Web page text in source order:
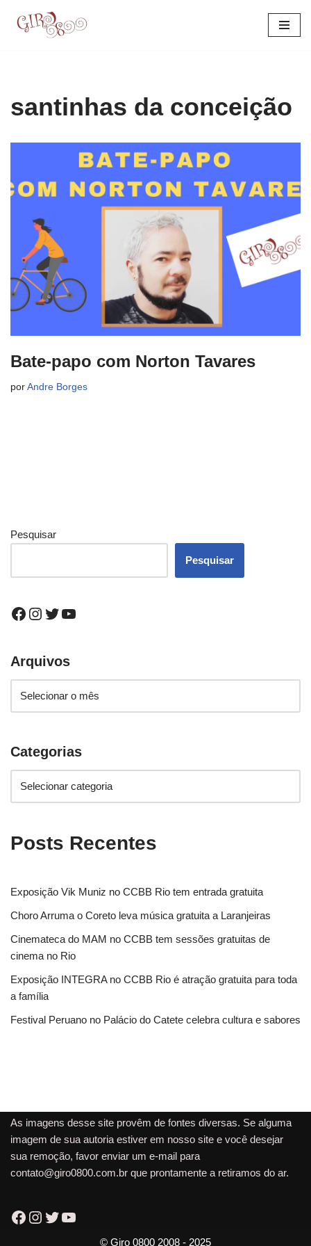
santinhas da conceição
Bate-papo com Norton Tavares
por Andre Borges
Pesquisar
Pesquisar
Arquivos
Categorias
Posts Recentes
Exposição Vik Muniz no CCBB Rio tem entrada gratuita
Choro Arruma o Coreto leva música gratuita a Laranjeiras
Cinemateca do MAM no CCBB tem sessões gratuitas de
cinema no Rio
Exposição INTEGRA no CCBB Rio é atração gratuita para toda
a família
Festival Peruano no Palácio do Catete celebra cultura e sabores
As imagens desse site provêm de fontes diversas. Se alguma
imagem de sua autoria estiver em nosso site e você desejar
sua remoção, favor enviar um e-mail para
contato@giro0800.com.br que prontamente a retiramos do ar.
© Giro 0800 2008 - 2025